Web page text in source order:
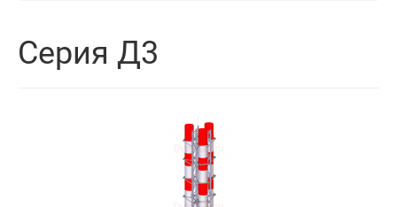
Серия Д3